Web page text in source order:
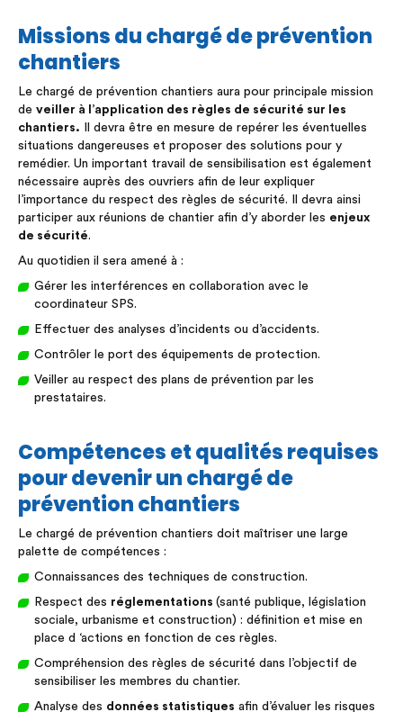
Missions du chargé de prévention
chantiers
Le chargé de prévention chantiers aura pour principale mission
de veiller à l’application des règles de sécurité sur les
chantiers. Il devra être en mesure de repérer les éventuelles
situations dangereuses et proposer des solutions pour y
remédier. Un important travail de sensibilisation est également
nécessaire auprès des ouvriers afin de leur expliquer
l’importance du respect des règles de sécurité. Il devra ainsi
participer aux réunions de chantier afin d’y aborder les enjeux
de sécurité.
Au quotidien il sera amené à :
Gérer les interférences en collaboration avec le
coordinateur SPS.
Effectuer des analyses d’incidents ou d’accidents.
Contrôler le port des équipements de protection.
Veiller au respect des plans de prévention par les
prestataires.
Compétences et qualités requises
pour devenir un chargé de
prévention chantiers
Le chargé de prévention chantiers doit maîtriser une large
palette de compétences :
Connaissances des techniques de construction.
Respect des réglementations (santé publique, législation
sociale, urbanisme et construction) : définition et mise en
place d ‘actions en fonction de ces règles.
Compréhension des règles de sécurité dans l’objectif de
sensibiliser les membres du chantier.
Analyse des données statistiques afin d’évaluer les risques